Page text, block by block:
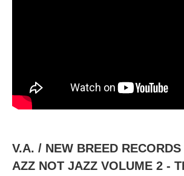
V.A. / NEW BREED
AZZ NOT JAZZ VOLUME 2 -